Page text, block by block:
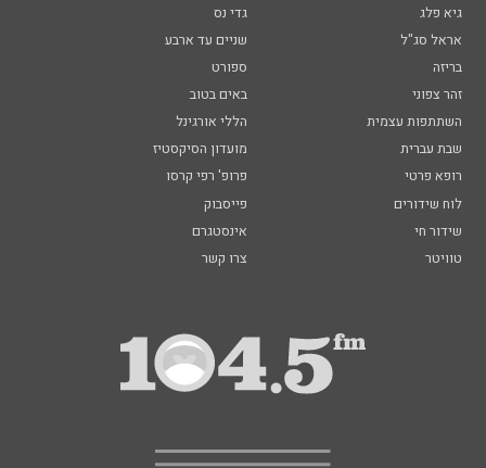
גיא פלג
גדי נס
אראל סג"ל
שניים עד ארבע
בריזה
ספורט
זהר צפוני
באים בטוב
השתתפות עצמית
הללי אורגינל
שבת עברית
מועדון הסיקסטיז
רופא פרטי
פרופ' רפי קרסו
לוח שידורים
פייסבוק
שידור חי
אינסטגרם
טוויטר
צרו קשר